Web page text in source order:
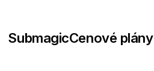
SubmagicCenové plány